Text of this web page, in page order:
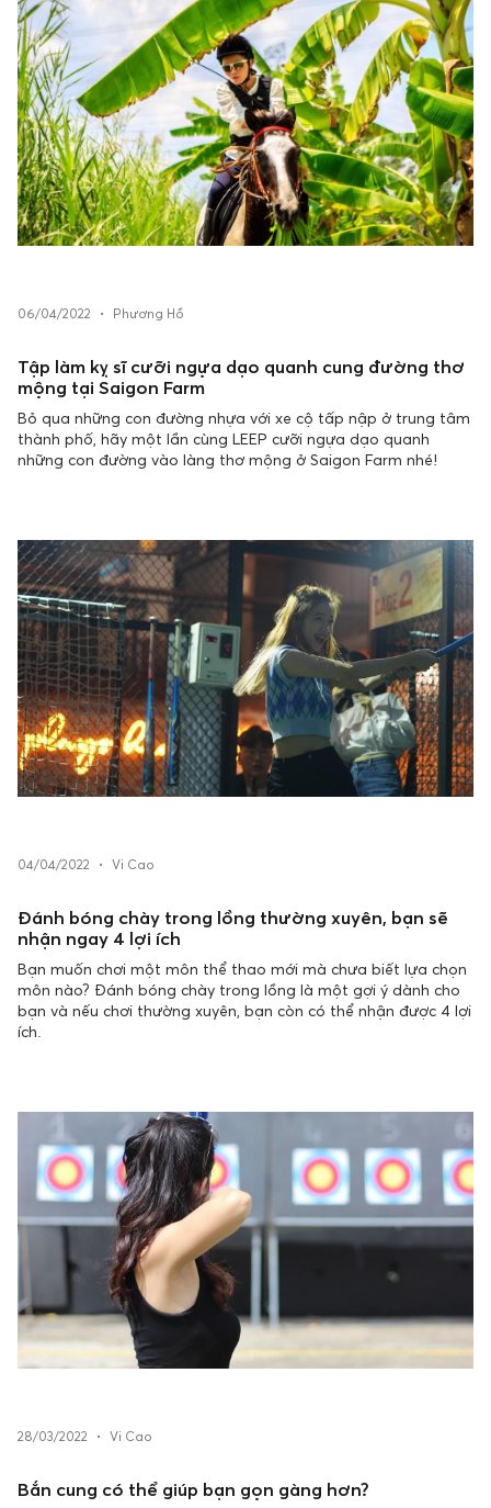
06/04/2022 • Phương Hồ
Tập làm kỵ sĩ cưỡi ngựa dạo quanh cung đường thơ
mộng tại Saigon Farm
Bỏ qua những con đường nhựa với xe cộ tấp nập ở trung tâm
thành phố, hãy một lần cùng LEEP cưỡi ngựa dạo quanh
những con đường vào làng thơ mộng ở Saigon Farm nhé!
04/04/2022 • Vi Cao
Đánh bóng chày trong lồng thường xuyên, bạn sẽ
nhận ngay 4 lợi ích
Bạn muốn chơi một môn thể thao mới mà chưa biết lựa chọn
môn nào? Đánh bóng chày trong lồng là một gợi ý dành cho
bạn và nếu chơi thường xuyên, bạn còn có thể nhận được 4 lợi
ích.
28/03/2022 • Vi Cao
Bắn cung có thể giúp bạn gọn gàng hơn?